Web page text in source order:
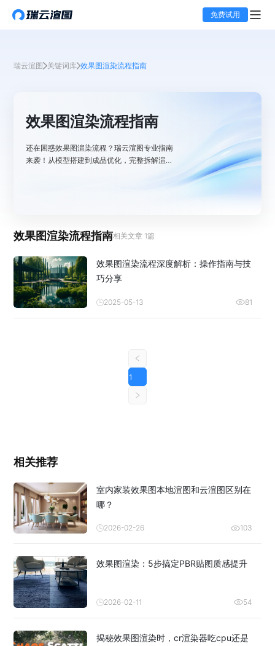
免费试用
瑞云渲图 关键词库 效果图渲染流程指南
效果图渲染流程指南
还在困惑效果图渲染流程？瑞云渲图专业指南
来袭！从模型搭建到成品优化，完整拆解渲染
效果图渲染流程指南相关文章 1篇
效果图渲染流程深度解析：操作指南与技
巧分享
2025-05-13 81
1
相关推荐
室内家装效果图本地渲图和云渲图区别在
哪？
2026-02-26 103
效果图渲染：5步搞定PBR贴图质感提升
2026-02-11 54
揭秘效果图渲染时，cr渲染器吃cpu还是